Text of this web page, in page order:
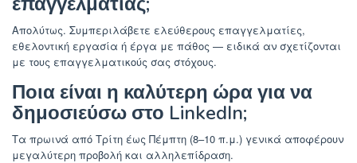
Απολύτως. Συμπεριλάβετε ελεύθερους επαγγελματίες,
εθελοντική εργασία ή έργα με πάθος — ειδικά αν σχετίζονται
με τους επαγγελματικούς σας στόχους.
Ποια είναι η καλύτερη ώρα για να
δημοσιεύσω στο LinkedIn;
Τα πρωινά από Τρίτη έως Πέμπτη (8–10 π.μ.) γενικά αποφέρουν
μεγαλύτερη προβολή και αλληλεπίδραση.